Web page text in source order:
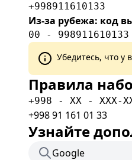
+998911610133
Из-за рубежа: код
00 - 998911610133
Убедитесь, что у
Правила
+998 - XX - XXX-
+998 91 161 01 33
Узнайте
Google